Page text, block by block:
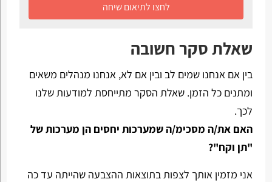
לחצו לתיאום שיחה
שאלת סקר חשובה
בין אם אנחנו שמים לב ובין אם לא, אנחנו מנהלים משאים
ומתנים כל הזמן. שאלת הסקר מתייחסת למודעות שלנו
לכך.
האם את/ה מסכימ/ה שמערכות יחסים הן מערכות של
"תן וקח"?
אני מזמין אותך לצפות בתוצאות ההצבעה שהייתה עד כה